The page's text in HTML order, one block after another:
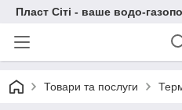
Пласт Сіті - ваше водо-
Товари та послуги